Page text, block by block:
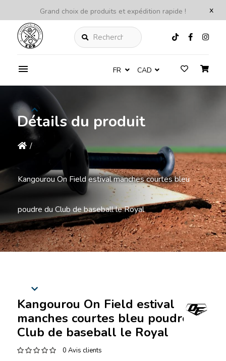
x
Grand choix de produits et expédition rapide !
Rechercher
FR CAD
Détails du produit
/
Kangourou On Field estival manches courtes bleu
poudre du Club de baseball le Royal
Kangourou On Field estival
manches courtes bleu poudre du
Club de baseball le Royal
0 Avis clients